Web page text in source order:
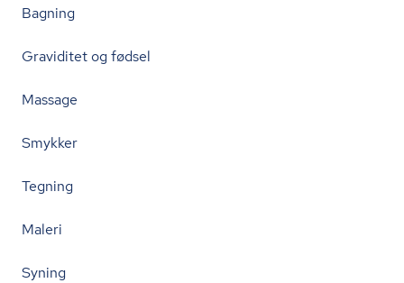
Bagning
Graviditet og fødsel
Massage
Smykker
Tegning
Maleri
Syning